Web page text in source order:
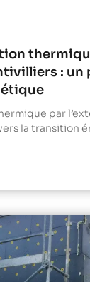
: un
par
la transition